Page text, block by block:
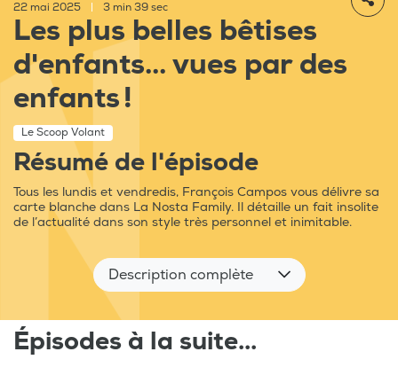
22 mai 2025 3 min 39 sec
Les plus belles bêtises
d'enfants... vues par des
enfants !
Le Scoop Volant
Résumé de l'épisode
Tous les lundis et vendredis, François Campos vous délivre sa
carte blanche dans La Nosta Family. Il détaille un fait insolite
de l’actualité dans son style très personnel et inimitable.
Description complète
Épisodes à la suite...